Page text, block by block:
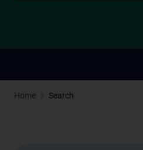
Home Search